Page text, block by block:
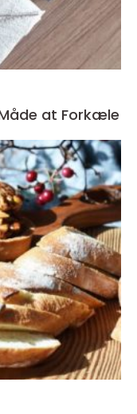
at Forkæle